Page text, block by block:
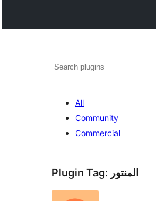
Search
All
Community
Commercial
Plugin Tag: المنتور